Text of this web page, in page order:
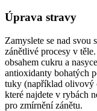
Úprava stravy
Zamyslete se nad
zánětlivé procesy v
obsahem cukru a
antioxidanty bohatých
tuky (například olivový
které najdete v rybách
pro zmírnění zánětu.